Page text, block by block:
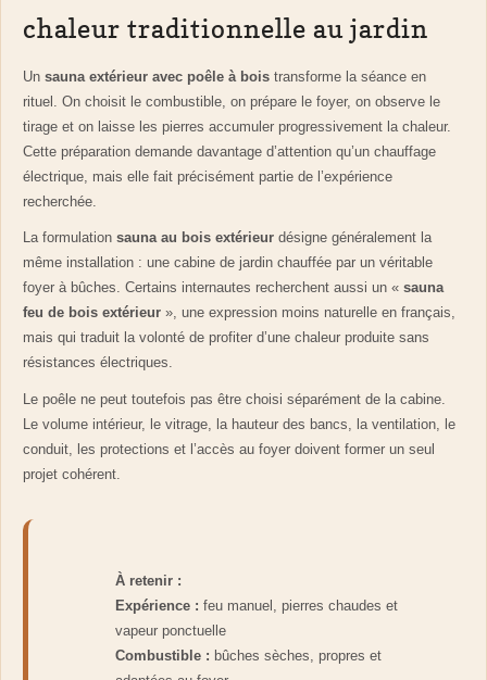
chaleur traditionnelle au jardin
Un sauna extérieur avec poêle à bois transforme la séance en
rituel. On choisit le combustible, on prépare le foyer, on observe le
tirage et on laisse les pierres accumuler progressivement la chaleur.
Cette préparation demande davantage d’attention qu’un chauffage
électrique, mais elle fait précisément partie de l’expérience
recherchée.
La formulation sauna au bois extérieur désigne généralement la
même installation : une cabine de jardin chauffée par un véritable
foyer à bûches. Certains internautes recherchent aussi un « sauna
feu de bois extérieur », une expression moins naturelle en français,
mais qui traduit la volonté de profiter d’une chaleur produite sans
résistances électriques.
Le poêle ne peut toutefois pas être choisi séparément de la cabine.
Le volume intérieur, le vitrage, la hauteur des bancs, la ventilation, le
conduit, les protections et l’accès au foyer doivent former un seul
projet cohérent.
À retenir :
Expérience : feu manuel, pierres chaudes et
vapeur ponctuelle
Combustible : bûches sèches, propres et